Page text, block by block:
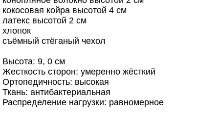
кокосовая койра высотой 4 см
латекс высотой 2 см
хлопок
съёмный стёганый чехол
Высота: 9, 0 см
Жесткость сторон: умеренно жёсткий
Ортопедичность: высокая
Ткань: антибактериальная
Распределение нагрузки: равномерное